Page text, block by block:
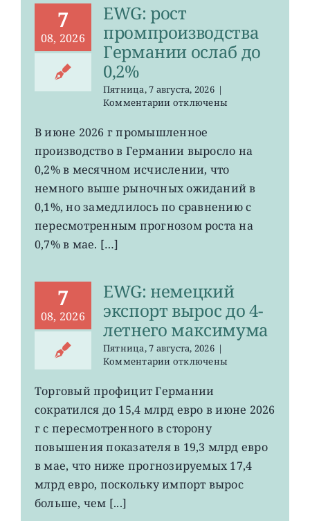
7
08, 2026
EWG: рост
промпроизводства
Германии ослаб до
0,2%
Пятница, 7 августа, 2026 |
Комментариик
EWG:
рост
промпроизводства
Германии
до
0,2%
отключены
В июне 2026 г промышленное
производство в Германии выросло на
0,2% в месячном исчислении, что
немного выше рыночных ожиданий в
0,1%, но замедлилось по сравнению с
пересмотренным прогнозом роста на
0,7% в мае. […]
7
08, 2026
EWG: немецкий
экспорт вырос до 4-
летнего максимума
Пятница, 7 августа, 2026 |
Комментариик
EWG:
немецкий
экспорт
вырос
4-
летнего
отключены
Торговый профицит Германии
сократился до 15,4 млрд евро в июне 2026
г с пересмотренного в сторону
повышения показателя в 19,3 млрд евро
в мае, что ниже прогнозируемых 17,4
млрд евро, поскольку импорт вырос
больше, чем [...]